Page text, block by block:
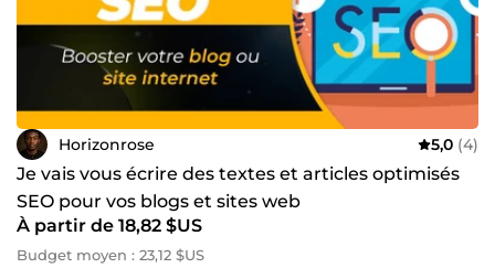
Horizonrose 5,0 (4)
Je vais vous écrire des textes et articles optimisés
SEO pour vos blogs et sites web
À partir de 18,82 $US
Budget moyen : 23,12 $US